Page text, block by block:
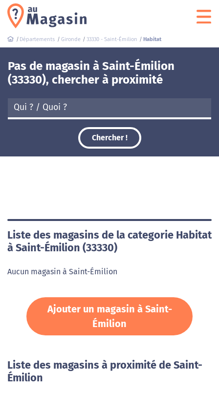
Départements Gironde 33330 - Saint-Émilion Habitat
Pas de magasin à Saint-Émilion
(33330), chercher à proximité
Chercher !
Liste des magasins de la categorie Habitat
à Saint-Émilion (33330)
Aucun magasin à Saint-Émilion
Ajouter un magasin à Saint-
Émilion
Liste des magasins à proximité de Saint-
Émilion